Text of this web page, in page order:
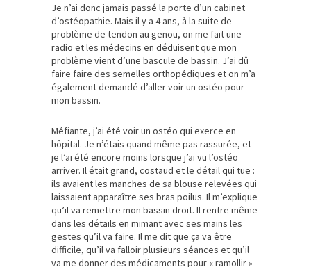
Je n’ai donc jamais passé la porte d’un cabinet
d’ostéopathie. Mais il y a 4 ans, à la suite de
problème de tendon au genou, on me fait une
radio et les médecins en déduisent que mon
problème vient d’une bascule de bassin. J’ai dû
faire faire des semelles orthopédiques et on m’a
également demandé d’aller voir un ostéo pour
mon bassin.
Méfiante, j’ai été voir un ostéo qui exerce en
hôpital. Je n’étais quand même pas rassurée, et
je l’ai été encore moins lorsque j’ai vu l’ostéo
arriver. Il était grand, costaud et le détail qui tue :
ils avaient les manches de sa blouse relevées qui
laissaient apparaître ses bras poilus. Il m’explique
qu’il va remettre mon bassin droit. Il rentre même
dans les détails en mimant avec ses mains les
gestes qu’il va faire. Il me dit que ça va être
difficile, qu’il va falloir plusieurs séances et qu’il
va me donner des médicaments pour « ramollir »